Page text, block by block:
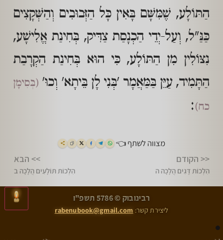
הַתּוֹלָע, שֶׁמִּשָּׁם בָּאִין כָּל הַזְּבוּבִים וְהַשְּׁקָצִים
כַּנַּ"ל, וְעַל-יְדֵי הַכְנָסַת צַדִּיק, בְּחִינַת אֱלִישָׁע,
נִצּוֹלִין מִן הַתּוֹלָע, כִּי הוּא בְּחִינַת הַקְרָבַת
הַתָּמִיד, עַיֵּן בַּמַּאֲמָר 'בְּנִי לָן בֵּיתָא' וְכוּ' (בְּסִימָן
כח):
מצווה לשתף 👈
<< הקודם
הִלְכוֹת דָּגִים הֲלָכָה ה
>> הבא
הִלְכוֹת תּוֹלָעִים הֲלָכָה ב
>
הִלְכוֹת תּוֹלָעִים הֲלָכָה ב
רבינובוק © 5786 תשפ"ו
ליצירת קשר: rabenubook@gmail.com